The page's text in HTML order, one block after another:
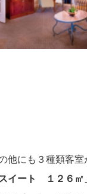
他にも３種類客室
イート １２６㎡